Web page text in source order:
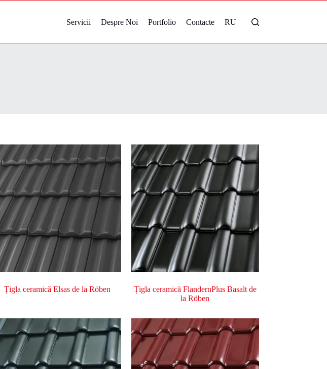
Servicii Despre Noi Portfolio Contacte RU
Țigla ceramică Elsas de la Röben
Țigla ceramică FlandernPlus Basalt de
la Röben